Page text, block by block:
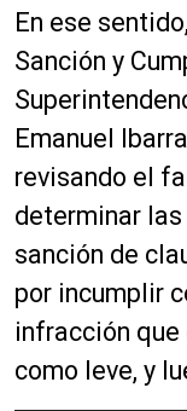
En ese
Sanción y
Emanuel
revisando el
determinar las
sanción de
por incumplir
infracción
como leve, y